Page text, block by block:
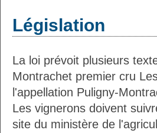
Législation
La loi prévoit plusieurs
Montrachet premier cru
l'appellation Puligny-
Les vignerons doivent
site du ministère de